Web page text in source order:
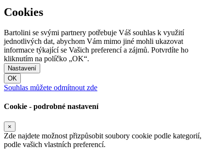
Cookies
Bartolini se svými partnery potřebuje Váš souhlas k využití
jednotlivých dat, abychom Vám mimo jiné mohli ukazovat
informace týkající se Vašich preferencí a zájmů. Potvrdíte ho
kliknutím na políčko „OK“.
Nastavení
OK
Souhlas můžete odmítnout zde
Cookie - podrobné nastavení
×
Zde najdete možnost přizpůsobit soubory cookie podle kategorií,
podle vašich vlastních preferencí.